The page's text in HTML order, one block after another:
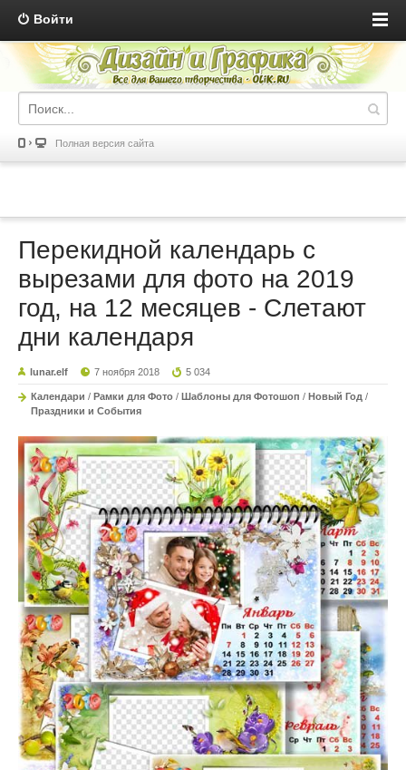
Войти
Полная версия сайта
Перекидной календарь с
вырезами для фото на 2019
год, на 12 месяцев - Слетают
дни календаря
lunar.elf 7 ноября 2018 5 034
Календари / Рамки для Фото / Шаблоны для Фотошоп / Новый Год /
Праздники и События